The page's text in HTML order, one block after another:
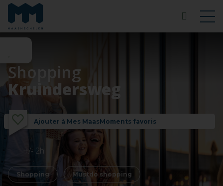
Shopping
Kruindersweg
Ajouter à Mes MaasMoments favoris
+/- 2h
Shopping Mustdo shopping